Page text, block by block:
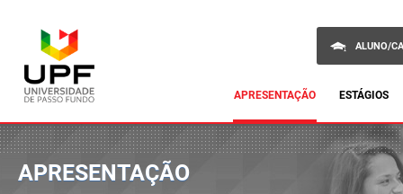
ALUNO/
APRESENTAÇÃO ESTÁGIOS
APRESENTAÇÃO